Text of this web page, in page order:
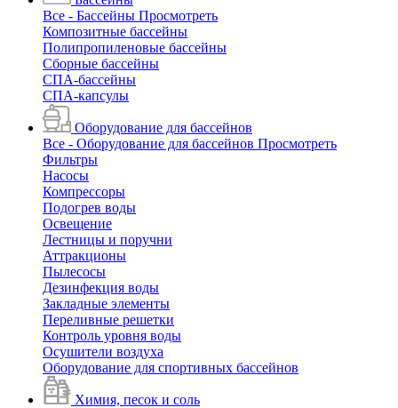
Все - Бассейны Просмотреть
Композитные бассейны
Полипропиленовые бассейны
Сборные бассейны
СПА-бассейны
СПА-капсулы
Оборудование для бассейнов
Все - Оборудование для бассейнов Просмотреть
Фильтры
Насосы
Компрессоры
Подогрев воды
Освещение
Лестницы и поручни
Аттракционы
Пылесосы
Дезинфекция воды
Закладные элементы
Переливные решетки
Контроль уровня воды
Осушители воздуха
Оборудование для спортивных бассейнов
Химия, песок и соль